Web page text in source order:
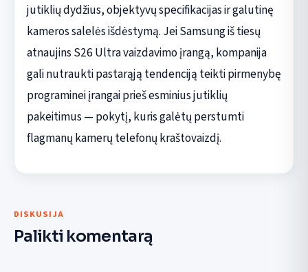
jutiklių dydžius, objektyvų specifikacijas ir galutinę
kameros salelės išdėstymą. Jei Samsung iš tiesų
atnaujins S26 Ultra vaizdavimo įrangą, kompanija
gali nutraukti pastarąją tendenciją teikti pirmenybę
programinei įrangai prieš esminius jutiklių
pakeitimus — pokytį, kuris galėtų perstumti
flagmanų kamerų telefonų kraštovaizdį.
DISKUSIJA
Palikti komentarą